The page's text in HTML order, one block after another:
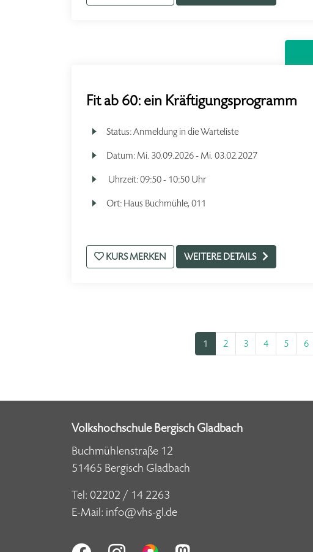
Fit ab 60: ein Kräftigungsprogramm
Status:Anmeldung in die Warteliste
Datum: Mi. 30.09.2026 - Mi. 03.02.2027
Uhrzeit:09:50 - 10:50 Uhr
Ort: Haus Buchmühle, 011
KURS MERKEN WEITERE DETAILS
1 2 3 4 5 6
Volkshochschule Bergisch Gladbach
Buchmühlenstraße 12
51465 Bergisch Gladbach
Tel: 02202 / 14 2263
E-Mail: info@vhs-gl.de